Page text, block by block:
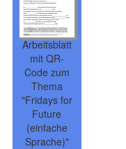
Arbeitsblatt
mit QR-
Code zum
Thema
"Fridays for
Future
(einfache
Sprache)"